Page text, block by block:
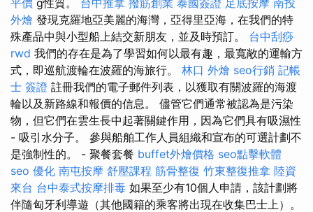
平價 g性質。 台中推拿 撥筋創業 泰國簽證 足底按摩 南投
外燴 發現克羅地亞美麗的海灣，亞得里亞海，在我們的特
殊產品中與小型船上結交新朋友，並及時預訂。 台中刮痧
rwd 我們的存在是為了學習如何以最有趣，最寬敞的運輸方
式，即巡航渡輪在波羅的海旅行。 林口 外燴 seo行銷 記帳
士 簽證 註冊我們的電子郵件列表，以獲取有關波羅的海渡
輪以及新路線和報價的信息。 儘管它們通常被認為是污染
物，但它們在雲生長中起著關鍵作用，因為它們具有吸濕性
- 吸引水分子。 參與船舶工作人員組織和宣布的可選計劃不
是強制性的。 - 聚餐套餐 buffet外燴價格 seo點擊軟體
seo 優化 南屯按摩 舒壓課程 筋骨整復 竹東整復推拿 陸資
來台 台中泰式按摩排毒 如果至少有10個人申請，該計劃將
伴隨匈牙利導遊（其他國籍的乘客將出現在收集巴士上）。